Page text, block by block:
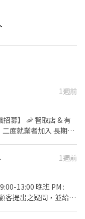
1週前
募】 🦐 智取店 & 有
度就業者加入 長期兼
同區門市，須有合法
8 小時) 🔸早班：
時段： 🔸早班 (6 小
19:00（全省部分門市
1週前